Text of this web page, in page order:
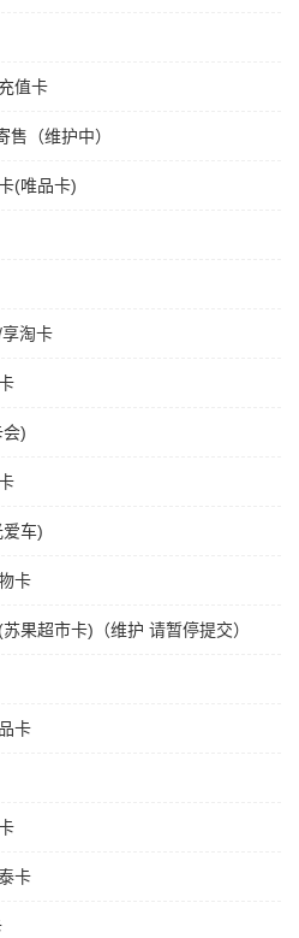
值卡
（维护中）
(唯品卡)
淘卡
)
车)
卡
果超市卡)（维护 请暂停提交）
卡
卡